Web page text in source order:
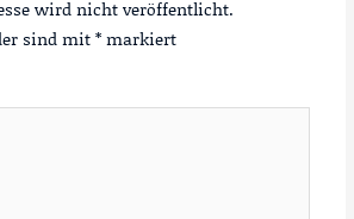
wird nicht veröffentlicht.
sind mit*markiert